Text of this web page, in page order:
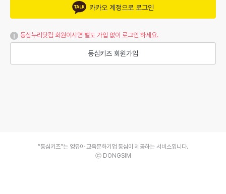
카카오 계정으로 로그인
동심누리닷컴 회원이시면 별도 가입 없이 로그인 하세요.
동심키즈 회원가입
“동심키즈”는 영유아 교육문화기업 동심이 제공하는 서비스입니다.
ⓒ DONGSIM